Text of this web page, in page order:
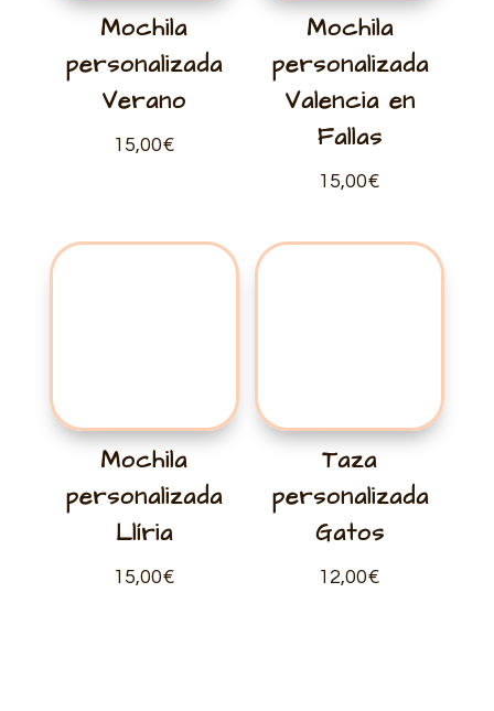
Mochila
personalizada
Verano
15,00€
Mochila
personalizada
Valencia en
Fallas
15,00€
Mochila
personalizada
Llíria
15,00€
Taza
personalizada
Gatos
12,00€